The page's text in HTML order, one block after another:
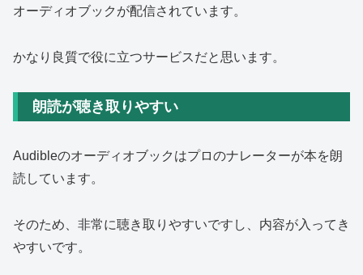
オーディオブックが配信されています。
かなり良質で役に立つサービスだと思います。
朗読が聴き取りやすい
Audibleのオーディオブックはプロのナレーターが本を朗
読しています。
そのため、非常に聴き取りやすいですし、内容が入ってき
やすいです。